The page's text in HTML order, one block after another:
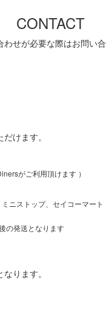
CONTACT
せが必要な際はお問い合
けます。
がご利用頂けます ）
ニストップ、セイコーマート
の発送となります
ります。